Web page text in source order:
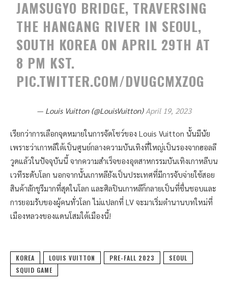
JAMSUGYO BRIDGE, TRAVERSING
THE HANGANG RIVER IN SEOUL,
SOUTH KOREA ON APRIL 29TH AT
8 PM KST.
PIC.TWITTER.COM/DVUGCMXZOG
— Louis Vuitton (@LouisVuitton) April 19, 2023
เรียกว่าการเลือกจุดหมายในการจัดโชว์ของ Louis Vuitton นั้นมีนัย
เพราะว่าเกาหลีใต้เป็นศูนย์กลางความบันเทิงที่ใหญ่เป็นรองจากฮอลลี
วูดแล้วในปัจจุบันนี้ จากความสำเร็จของอุตสาหกรรมบันเทิงเกาหลีบน
เวทีระดับโลก นอกจากนั้นเกาหลียังเป็นประเทศที่มีการจับจ่ายใช้สอย
สินค้าลักชูรีมากที่สุดในโลก และศิลปินเกาหลีก็กลายเป็นที่ชื่นชอบและ
การยอมรับของผู้คนทั่วโลก ไม่แปลกที่ LV จะมาเริ่มตำนานบทใหม่ที่
เมืองหลวงของแดนโสมใต้เมืองนี้!
KOREA LOUIS VUITTON PRE-FALL 2023
SEOUL
SQUID GAME